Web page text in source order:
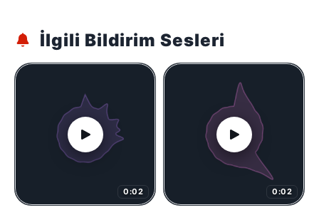
İlgili Bildirim Sesleri
0:02 0:02